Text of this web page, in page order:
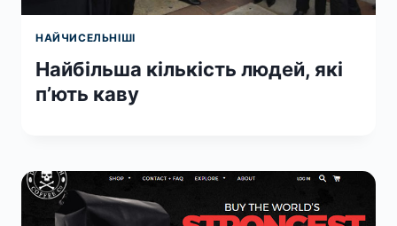
НАЙЧИСЕЛЬНІШІ
Найбільша кількість людей, які
п’ють каву